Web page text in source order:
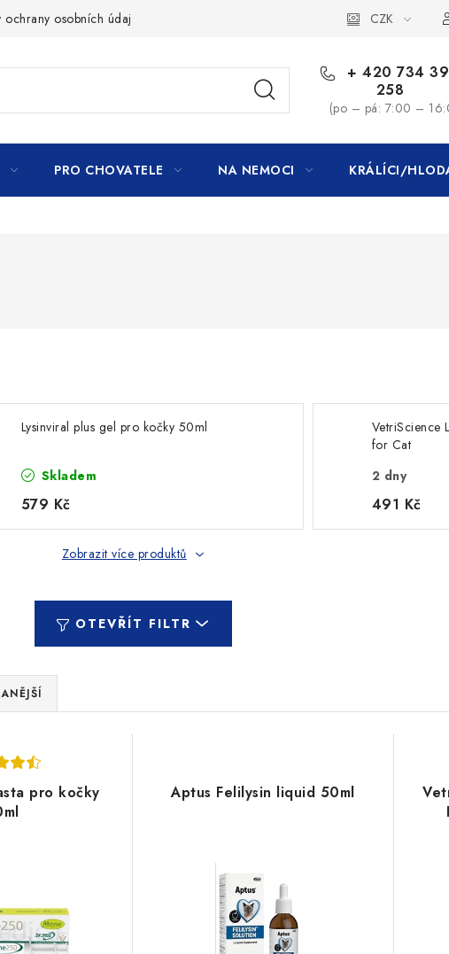
ochrany osobních údajů CZK
+ 420 734
258
(po – pá: 7:00 –
PRO CHOVATELE NA NEMOCI KRÁLÍCI/
Lysinviral plus gel pro kočky 50ml
Skladem
579 Kč
VetriScience
for Cat
2 dny
491 Kč
Zobrazit více produktů
OTEVŘÍT FILTR
pro kočky
Aptus Felilysin liquid 50ml